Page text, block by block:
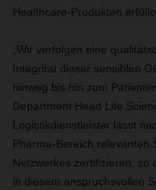
Healthcare-Produkten
„Wir verfolgen eine
Integrität dieser sensiblen
hinweg bis hin zum
Department Head Life
Logistikdienstleister lässt
Pharma-Bereich relevanten
Netzwerkes zertifizieren, so
in diesem anspruchsvollen